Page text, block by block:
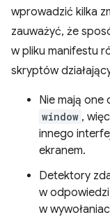
wprowadzić kilka
zauważyć, że
w pliku manifestu
skryptów
Nie mają
window ,
innego
ekranem.
Detektory
w
w